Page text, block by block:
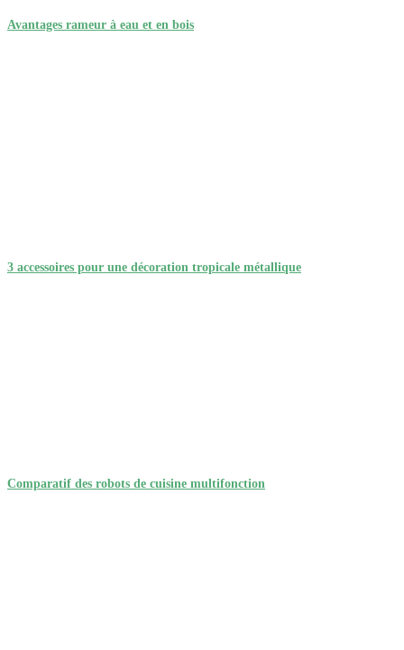
Avantages rameur à eau et en bois
3 accessoires pour une décoration tropicale métallique
Comparatif des robots de cuisine multifonction